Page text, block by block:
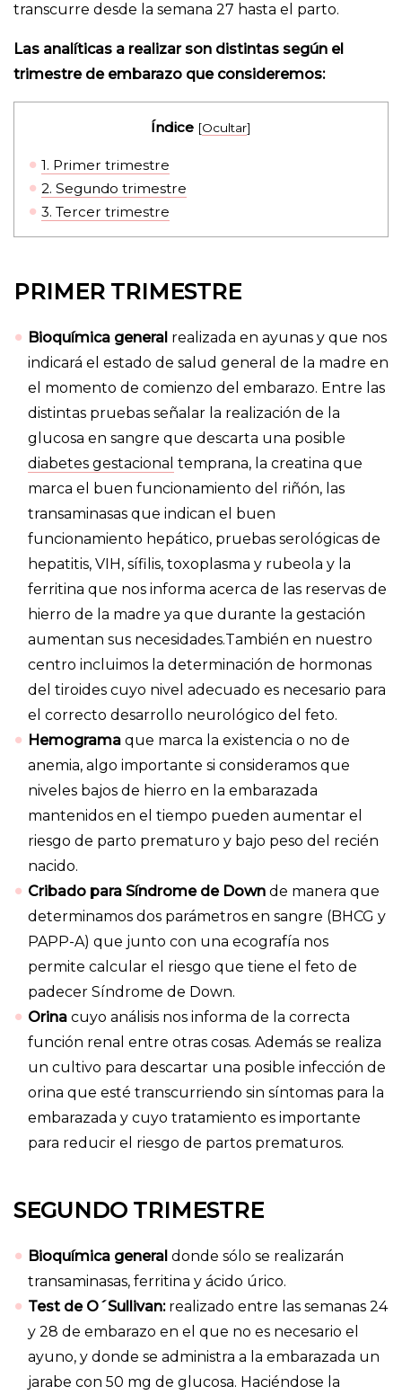
transcurre desde la semana 27 hasta el parto.
Las analíticas a realizar son distintas según el
trimestre de embarazo que consideremos:
Índice [Ocultar]
1. Primer trimestre
2. Segundo trimestre
3. Tercer trimestre
PRIMER TRIMESTRE
Bioquímica general realizada en ayunas y que nos
indicará el estado de salud general de la madre en
el momento de comienzo del embarazo. Entre las
distintas pruebas señalar la realización de la
glucosa en sangre que descarta una posible
diabetes gestacional temprana, la creatina que
marca el buen funcionamiento del riñón, las
transaminasas que indican el buen
funcionamiento hepático, pruebas serológicas de
hepatitis, VIH, sífilis, toxoplasma y rubeola y la
ferritina que nos informa acerca de las reservas de
hierro de la madre ya que durante la gestación
aumentan sus necesidades.También en nuestro
centro incluimos la determinación de hormonas
del tiroides cuyo nivel adecuado es necesario para
el correcto desarrollo neurológico del feto.
Hemograma que marca la existencia o no de
anemia, algo importante si consideramos que
niveles bajos de hierro en la embarazada
mantenidos en el tiempo pueden aumentar el
riesgo de parto prematuro y bajo peso del recién
nacido.
Cribado para Síndrome de Down de manera que
determinamos dos parámetros en sangre (BHCG y
PAPP-A) que junto con una ecografía nos
permite calcular el riesgo que tiene el feto de
padecer Síndrome de Down.
Orina cuyo análisis nos informa de la correcta
función renal entre otras cosas. Además se realiza
un cultivo para descartar una posible infección de
orina que esté transcurriendo sin síntomas para la
embarazada y cuyo tratamiento es importante
para reducir el riesgo de partos prematuros.
SEGUNDO TRIMESTRE
Bioquímica general donde sólo se realizarán
transaminasas, ferritina y ácido úrico.
Test de O´Sullivan:realizado entre las semanas 24
y 28 de embarazo en el que no es necesario el
ayuno, y donde se administra a la embarazada un
jarabe con 50 mg de glucosa. Haciéndose la